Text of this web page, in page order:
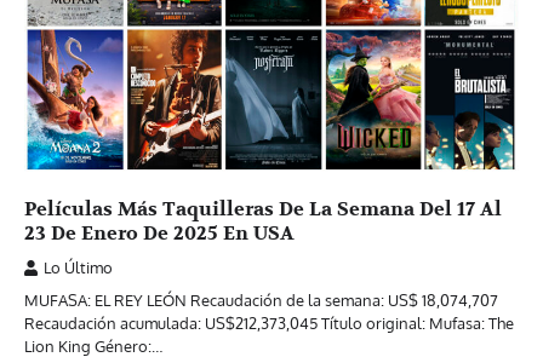
Películas Más Taquilleras De La Semana Del 17 Al
23 De Enero De 2025 En USA
Lo Último
MUFASA: EL REY LEÓN Recaudación de la semana: US$ 18,074,707
Recaudación acumulada: US$212,373,045 Título original: Mufasa: The
Lion King Género:…